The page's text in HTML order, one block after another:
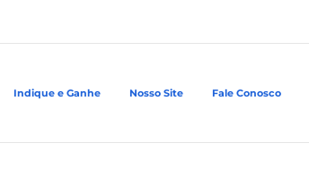
Indique e Ganhe Nosso Site Fale Conosco